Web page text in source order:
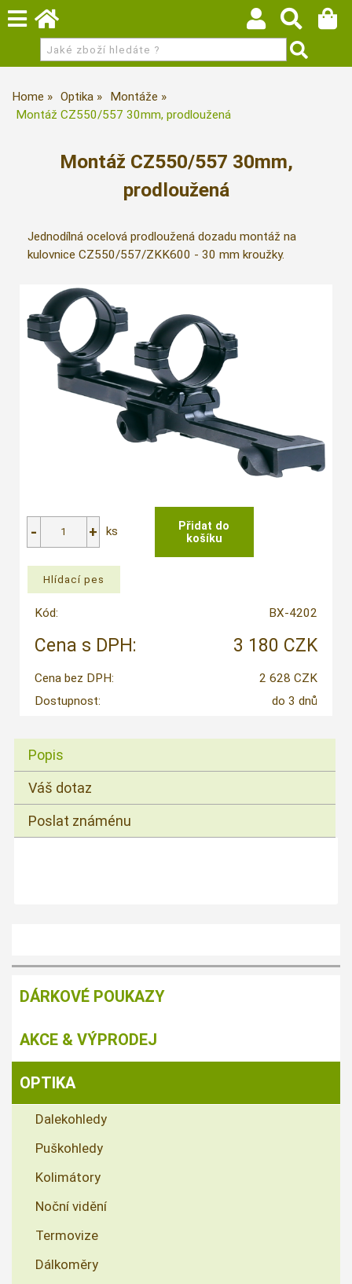
Home Optika
Montáže
Montáž CZ550/557 30mm, prodloužená
Montáž CZ550/557 30mm,
prodloužená
Jednodílná ocelová prodloužená dozadu montáž na
kulovnice CZ550/557/ZKK600 - 30 mm kroužky.
ks
Kód: BX-4202
Cena s DPH: 3 180 CZK
Cena bez DPH:
2 628 CZK
Dostupnost:
do 3 dnů
Popis
Váš dotaz
Poslat známénu
DÁRKOVÉ POUKAZY
AKCE & VÝPRODEJ
OPTIKA
Dalekohledy
Puškohledy
Kolimátory
Noční vidění
Termovize
Dálkoměry